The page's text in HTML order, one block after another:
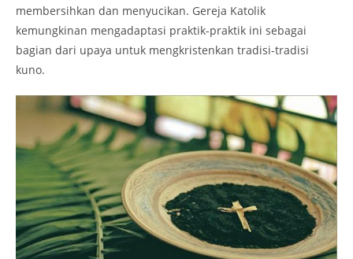
membersihkan dan menyucikan. Gereja Katolik
kemungkinan mengadaptasi praktik-praktik ini sebagai
bagian dari upaya untuk mengkristenkan tradisi-tradisi
kuno.